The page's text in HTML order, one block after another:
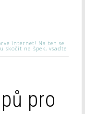
internet! Na ten se
skočit na špek, vsaďte
pro